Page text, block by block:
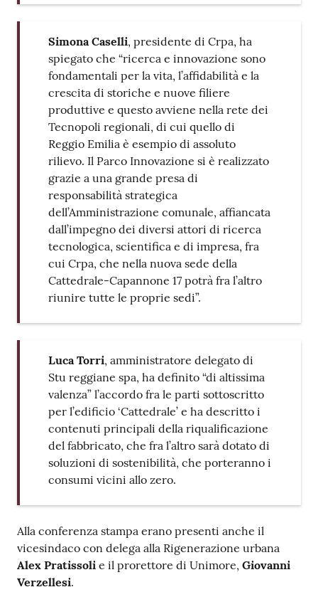
Simona Caselli, presidente di Crpa, ha
spiegato che “ricerca e innovazione sono
fondamentali per la vita, l’affidabilità e la
crescita di storiche e nuove filiere
produttive e questo avviene nella rete dei
Tecnopoli regionali, di cui quello di
Reggio Emilia è esempio di assoluto
rilievo. Il Parco Innovazione si è realizzato
grazie a una grande presa di
responsabilità strategica
dell’Amministrazione comunale, affiancata
dall’impegno dei diversi attori di ricerca
tecnologica, scientifica e di impresa, fra
cui Crpa, che nella nuova sede della
Cattedrale-Capannone 17 potrà fra l’altro
riunire tutte le proprie sedi”.
Luca Torri, amministratore delegato di
Stu reggiane spa, ha definito “di altissima
valenza” l’accordo fra le parti sottoscritto
per l’edificio ‘Cattedrale’ e ha descritto i
contenuti principali della riqualificazione
del fabbricato, che fra l’altro sarà dotato di
soluzioni di sostenibilità, che porteranno i
consumi vicini allo zero.
Alla conferenza stampa erano presenti anche il
vicesindaco con delega alla Rigenerazione urbana
Alex Pratissoli e il prorettore di Unimore, Giovanni
Verzellesi.